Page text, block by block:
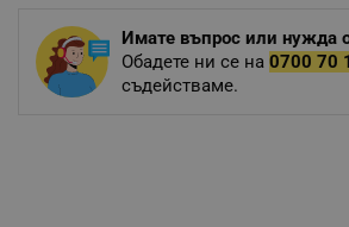
Имате въпрос или нужда
Обадете ни се на 0700 70
съдействаме.